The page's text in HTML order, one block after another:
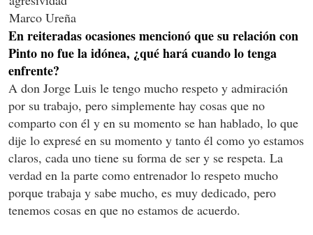
Marco Ureña
En reiteradas ocasiones mencionó que su relación con
Pinto no fue la idónea, ¿qué hará cuando lo tenga
enfrente?
A don Jorge Luis le tengo mucho respeto y admiración
por su trabajo, pero simplemente hay cosas que no
comparto con él y en su momento se han hablado, lo que
dije lo expresé en su momento y tanto él como yo estamos
claros, cada uno tiene su forma de ser y se respeta. La
verdad en la parte como entrenador lo respeto mucho
porque trabaja y sabe mucho, es muy dedicado, pero
tenemos cosas en que no estamos de acuerdo.